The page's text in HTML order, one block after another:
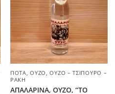
ΠΟΤΆ,ΟΎΖΟ ,ΟΎΖΟ – ΤΣΊΠΟΥΡΟ –
ΡΑΚΉ
ΑΠΑΛΑΡΙΝΑ, ΟΥΖΟ, “ΤΟ